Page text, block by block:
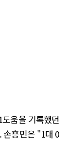
움을 기록했던
손흥민은 "1대 0